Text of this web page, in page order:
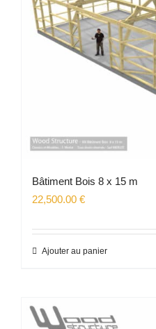
Bâtiment Bois 8 x 15 m
22,500.00 €
Ajouter au panier